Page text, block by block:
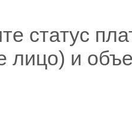
статус
лицо) и